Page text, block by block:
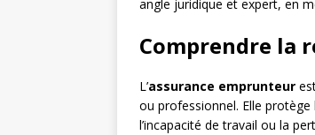
angle juridique et expert, en
Comprendre la
L’assurance emprunteur
ou professionnel. Elle
l’incapacité de travail ou la